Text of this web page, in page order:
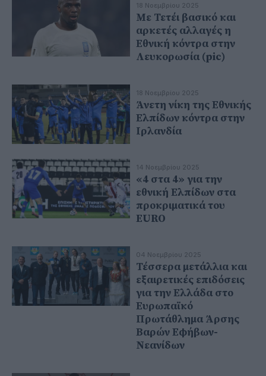
18 Νοεμβρίου 2025
Με Τετέι βασικό και
αρκετές αλλαγές η
Εθνική κόντρα στην
Λευκορωσία (pic)
18 Νοεμβρίου 2025
Άνετη νίκη της Εθνικής
Ελπίδων κόντρα στην
Ιρλανδία
14 Νοεμβρίου 2025
«4 στα 4» για την
εθνική Ελπίδων στα
προκριματικά του
EURO
04 Νοεμβρίου 2025
Τέσσερα μετάλλια και
εξαιρετικές επιδόσεις
για την Ελλάδα στο
Ευρωπαϊκό
Πρωτάθλημα Άρσης
Βαρών Εφήβων-
Νεανίδων